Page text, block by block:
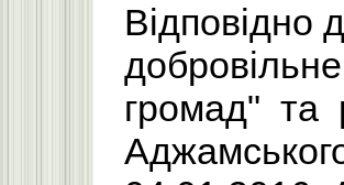
Відповідно
громад" та